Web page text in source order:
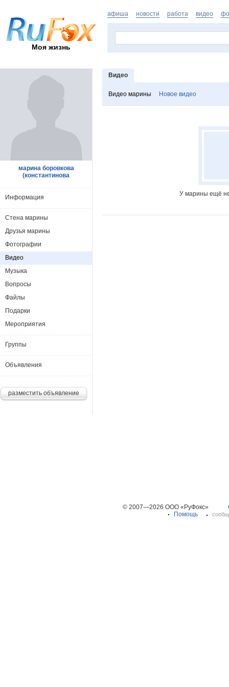
Моя жизнь
афиша новости работа видео
Видео
Видео марины Новое видео
У марины ещё
марина боровкова
(константинова
Информация
Стена марины
Друзья марины
Фотографии
Видео
Музыка
Вопросы
Файлы
Подарки
Мероприятия
Группы
Объявления
разместить объявление
© 2007—2026 ООО «РуФокс»
Помощь